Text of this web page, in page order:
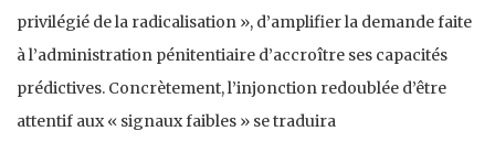
privilégié de la radicalisation », d’amplifier la demande faite
à l’administration pénitentiaire d’accroître ses capacités
prédictives. Concrètement, l’injonction redoublée d’être
attentif aux « signaux faibles » se traduira